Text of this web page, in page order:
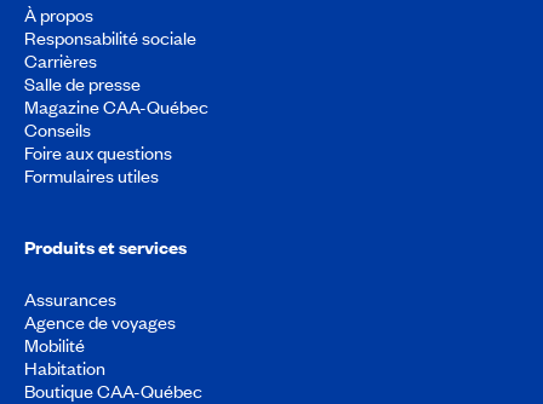
À propos
Responsabilité sociale
Carrières
Salle de presse
Magazine CAA-Québec
Conseils
Foire aux questions
Formulaires utiles
Produits et services
Assurances
Agence de voyages
Mobilité
Habitation
Boutique CAA-Québec